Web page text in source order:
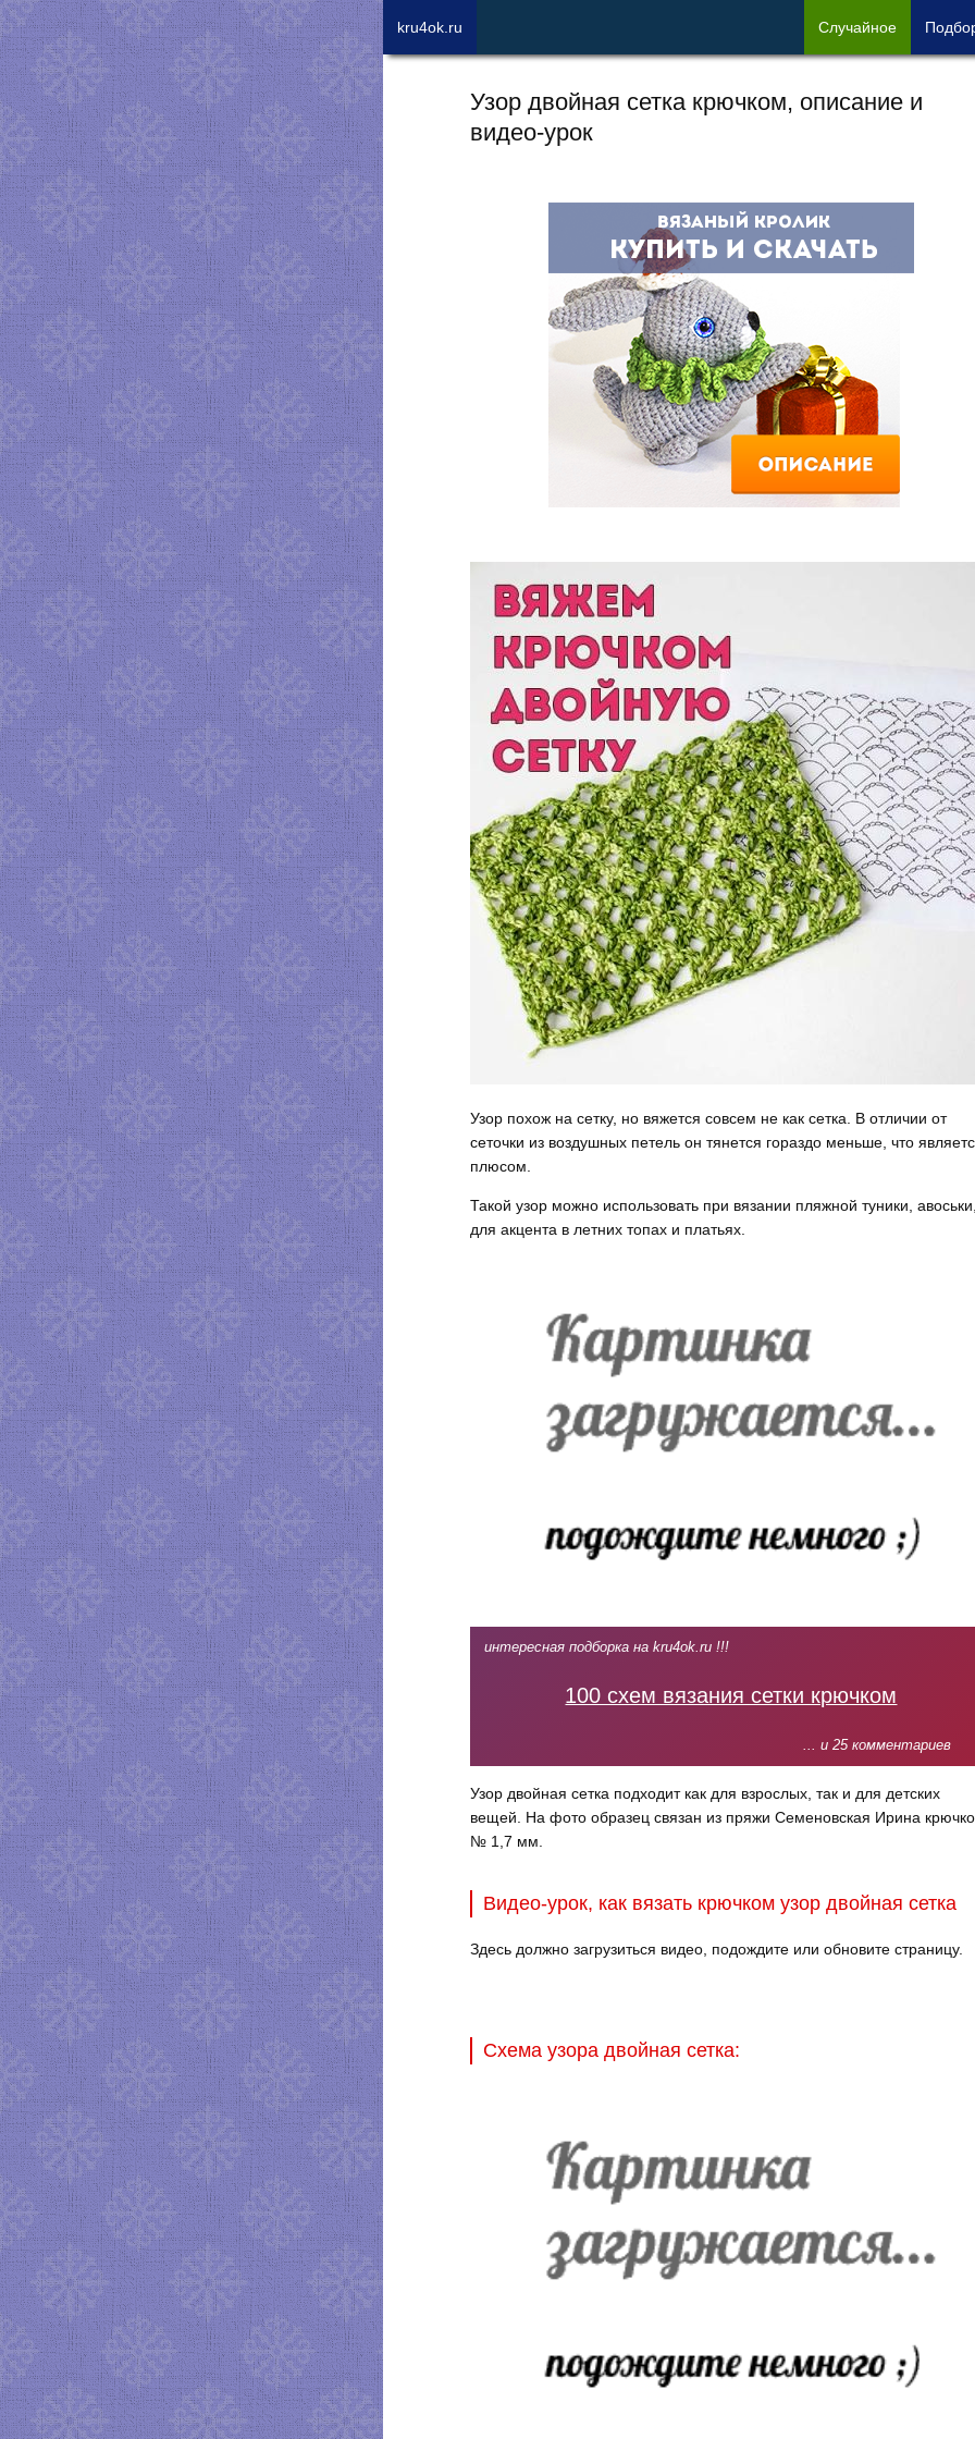
Узор двойная сетка крючком, описание и
видео-урок
Узор похож на сетку, но вяжется совсем не как сетка. В отличии от
сеточки из воздушных петель он тянется гораздо меньше, что
плюсом.
Такой узор можно использовать при вязании пляжной туники,
для акцента в летних топах и платьях.
интересная подборка на kru4ok.ru !!!
100 схем вязания сетки крючком
... и 25 комментариев
Узор двойная сетка подходит как для взрослых, так и для детских
вещей. На фото образец связан из пряжи Семеновская Ирина
№ 1,7 мм.
Видео-урок, как вязать крючком узор двойная сетка
Здесь должно загрузиться видео, подождите или обновите страницу.
Схема узора двойная сетка:
kru4ok.ru Случайное Под